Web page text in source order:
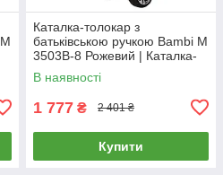
Каталка-толокар з
батьківською ручкою Bambi M
3503B-8 Рожевий | Каталка-
толокар з батьківською
ручкою
В наявності
1 777 ₴ 2 401 ₴
Купити